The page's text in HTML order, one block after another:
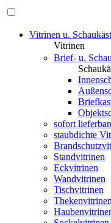
Vitrinen u.
Vitrinen
Brief- u.
sofort
staubdichte
Standvitrinen
Eckvitrinen
Wandvitrinen
Tischvitrinen